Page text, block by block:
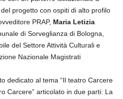
progetto con ospiti di alto profilo
PRAP, Maria Letizia
di Sorveglianza di Bologna,
del Settore Attività Culturali e
Nazionale Magistrati
dedicato al tema “Il teatro Carcere
Carcere” articolato in due parti: La